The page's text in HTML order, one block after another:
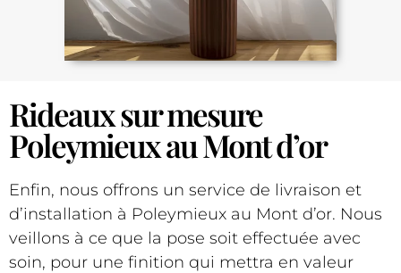
Rideaux sur mesure
Poleymieux au Mont d’or
Enfin, nous offrons un service de livraison et
d’installation à Poleymieux au Mont d’or. Nous
veillons à ce que la pose soit effectuée avec
soin, pour une finition qui mettra en valeur